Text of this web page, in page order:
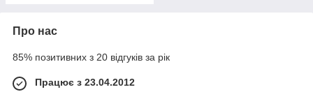
Про нас
85% позитивних з 20 відгуків за рік
Працює з 23.04.2012